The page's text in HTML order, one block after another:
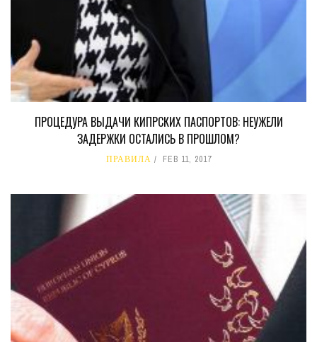
ПРОЦЕДУРА ВЫДАЧИ КИПРСКИХ ПАСПОРТОВ: НЕУЖЕЛИ
ЗАДЕРЖКИ ОСТАЛИСЬ В ПРОШЛОМ?
ПРАВИЛА FEB 11, 2017